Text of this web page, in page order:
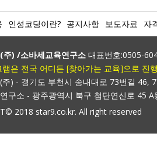
인성코딩이란? 공지사항 보도자료 자
주) /소바세교육연구소 대표번호:0505-
램은 전국 어디든 [찾아가는 교육]으로 진
주) - 경기도 부천시 송내대로 73번길 46,
구소 - 광주광역시 북구 첨단연신로 45 A
2018 star9.co.kr. All right reserved